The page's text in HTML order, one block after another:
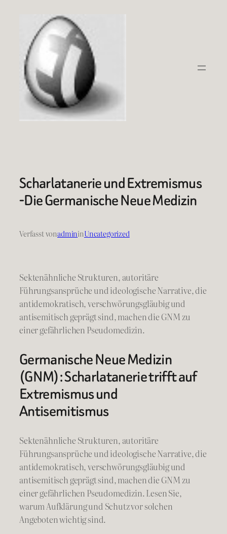
springen
Scharlatanerie und Extremismus
-Die Germanische Neue Medizin
Verfasst vonadmininUncategorized
Sektenähnliche Strukturen, autoritäre
Führungsansprüche und ideologische Narrative, die
antidemokratisch, verschwörungsgläubig und
antisemitisch geprägt sind, machen die GNM zu
einer gefährlichen Pseudomedizin.
Germanische Neue Medizin
(GNM): Scharlatanerie trifft auf
Extremismus und
Antisemitismus
Sektenähnliche Strukturen, autoritäre
Führungsansprüche und ideologische Narrative, die
antidemokratisch, verschwörungsgläubig und
antisemitisch geprägt sind, machen die GNM zu
einer gefährlichen Pseudomedizin. Lesen Sie,
warum Aufklärung und Schutz vor solchen
Angeboten wichtig sind.